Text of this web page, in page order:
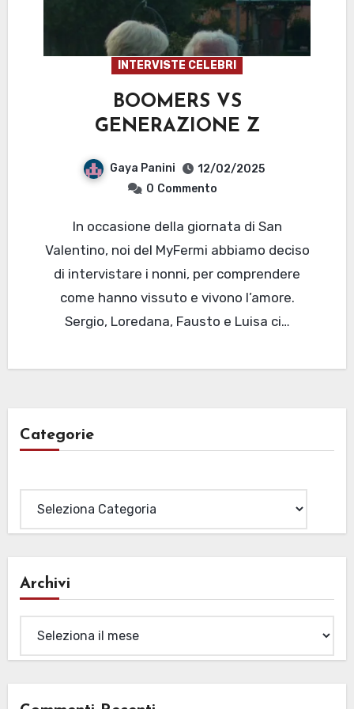
INTERVISTE CELEBRI
BOOMERS VS
GENERAZIONE Z
Gaya Panini
12/02/2025
0 Commento
In occasione della giornata di San
Valentino, noi del MyFermi abbiamo deciso
di intervistare i nonni, per comprendere
come hanno vissuto e vivono l’amore.
Sergio, Loredana, Fausto e Luisa ci…
Categorie
Archivi